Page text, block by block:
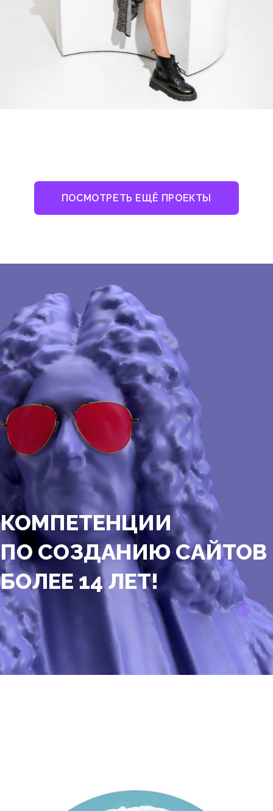
ПОСМОТРЕТЬ ЕЩЁ ПРОЕКТЫ
КОМПЕТЕНЦИИ
ПО СОЗДАНИЮ САЙТОВ
БОЛЕЕ 14 ЛЕТ!